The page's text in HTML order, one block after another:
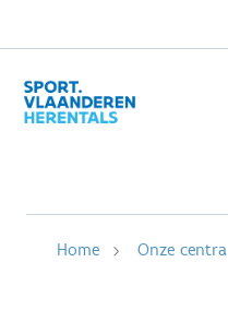
Home Onze centra